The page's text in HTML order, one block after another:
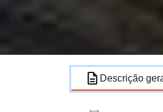
description Descrição